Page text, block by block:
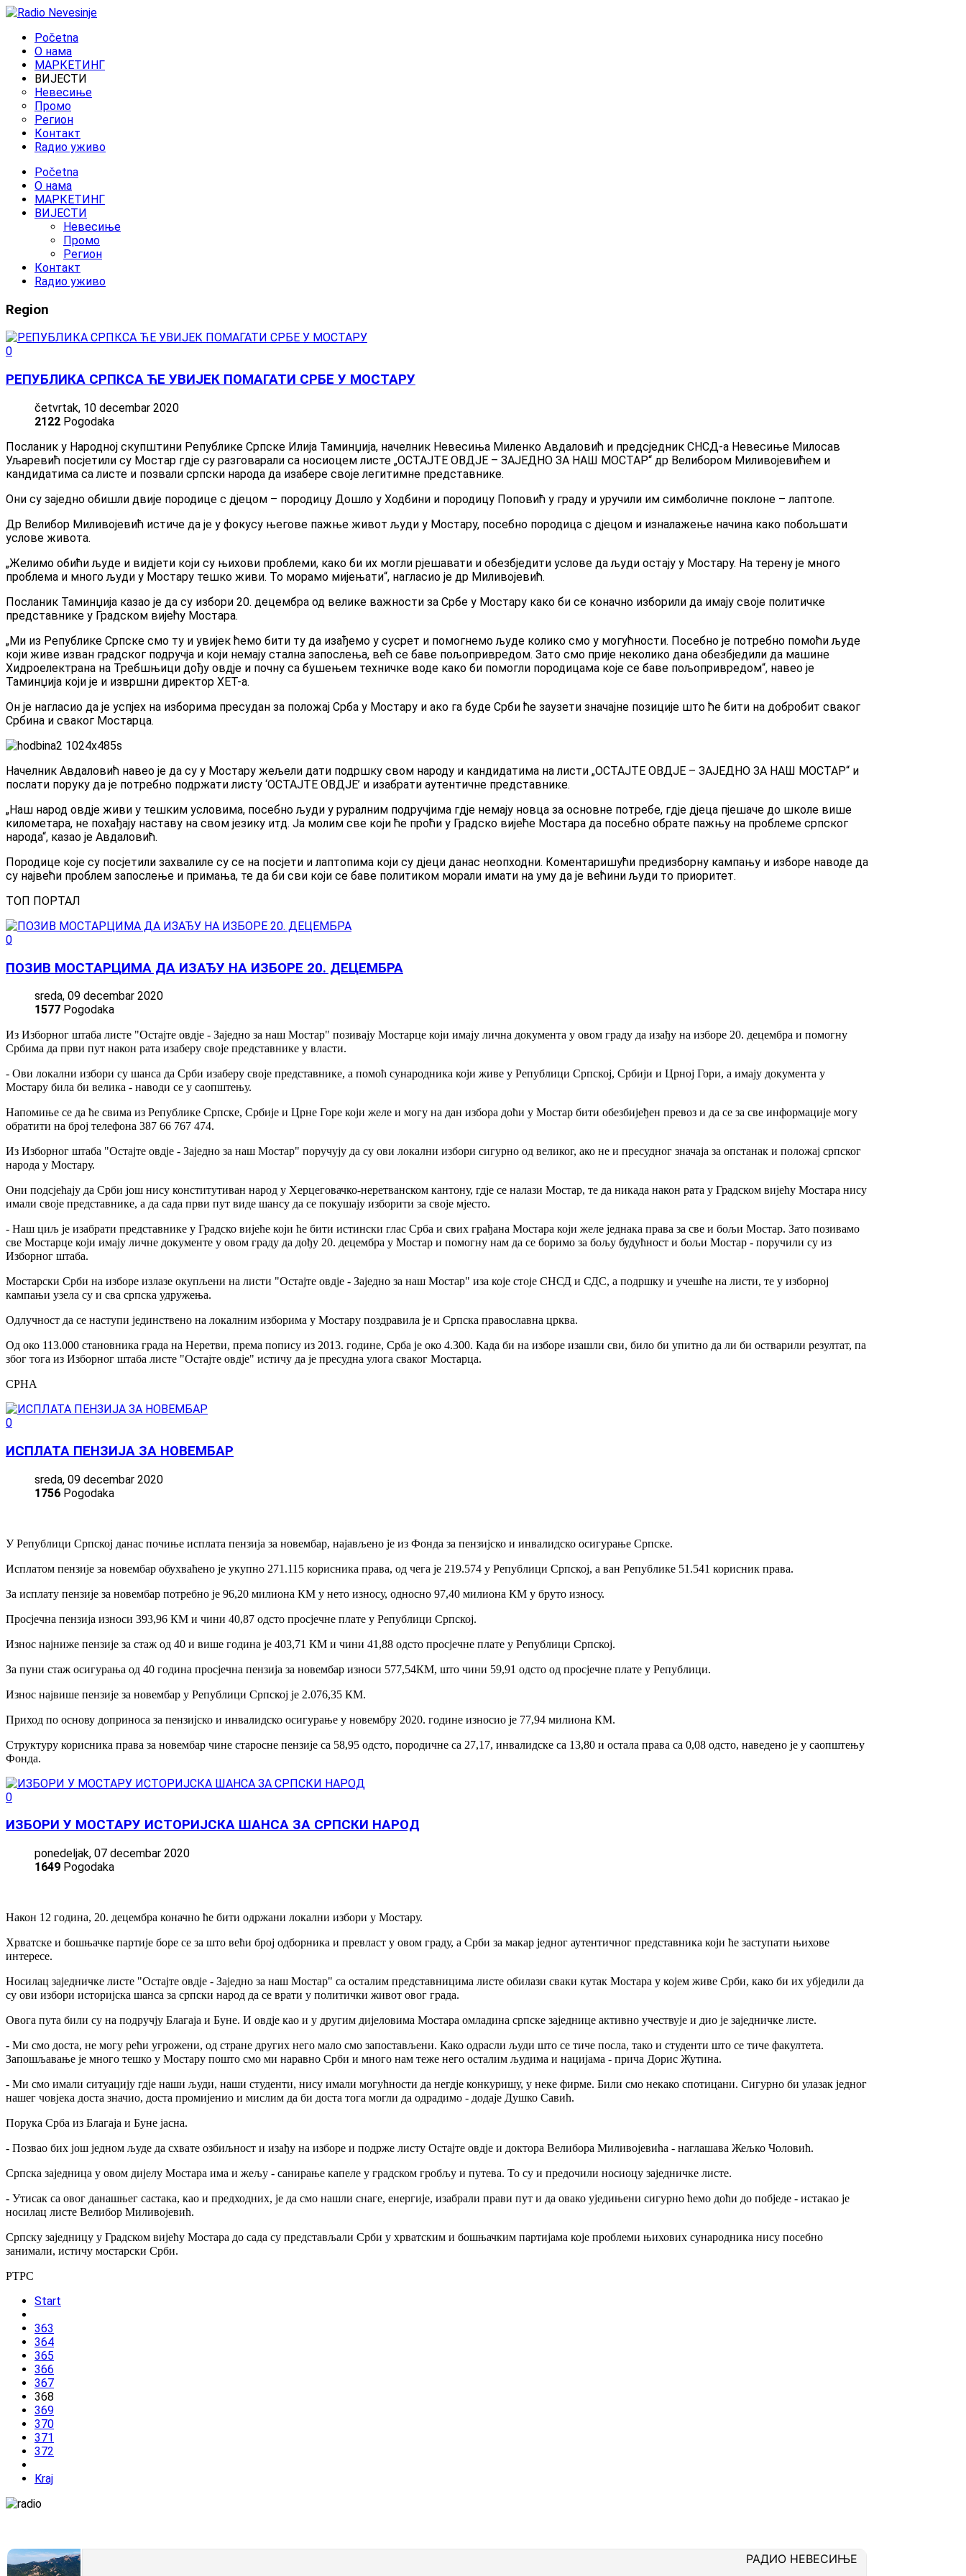
Početna
O нама
МАРКЕТИНГ
ВИЈЕСТИ
Невесиње
Промо
Регион
Контакт
Rадио уживо
Početna
O нама
МАРКЕТИНГ
ВИЈЕСТИ
Невесиње
Промо
Регион
Контакт
Rадио уживо
Region
0
РЕПУБЛИКА СРПКСА ЋЕ УВИЈЕК ПОМАГАТИ СРБЕ У МОСТАРУ
četvrtak, 10 decembar 2020
2122 Pogodaka
Посланик у Народној скупштини Републике Српске Илија Таминџија, начелник Невесиња Миленко Авдаловић и предсједник СНСД-а Невесиње Милосав
Уљаревић посјетили су Мостар гдје су разговарали са носиоцем листе „ОСТАЈТЕ ОВДЈЕ – ЗАЈЕДНО ЗА НАШ МОСТАР“ др Велибором Миливојевићем и
кандидатима са листе и позвали српски народа да изабере своје легитимне представнике.
Они су заједно обишли двије породице с дјецом – породицу Дошло у Ходбини и породицу Поповић у граду и уручили им симболичне поклоне – лаптопе.
Др Велибор Миливојевић истиче да је у фокусу његове пажње живот људи у Мостару, посебно породица с дјецом и изналажење начина како побољшати
услове живота.
„Желимо обићи људе и видјети који су њихови проблеми, како би их могли рјешавати и обезбједити услове да људи остају у Мостару. На терену је много
проблема и много људи у Мостару тешко живи. То морамо мијењати“, нагласио је др Миливојевић.
Посланик Таминџија казао је да су избори 20. децембра од велике важности за Србе у Мостару како би се коначно изборили да имају своје политичке
представнике у Градском вијећу Мостара.
„Ми из Републике Српске смо ту и увијек ћемо бити ту да изађемо у сусрет и помогнемо људе колико смо у могућности. Посебно је потребно помоћи људе
који живе изван градског подручја и који немају стална запослења, већ се баве пољопривредом. Зато смо прије неколико дана обезбједили да машине
Хидроелектрана на Требшњици дођу овдје и почну са бушењем техничке воде како би помогли породицама које се баве пољопривредом“, навео је
Таминџија који је и извршни директор ХЕТ-а.
Он је нагласио да је успјех на изборима пресудан за положај Срба у Мостару и ако га буде Срби ће заузети значајне позиције што ће бити на добробит сваког
Србина и сваког Мостарца.
Начелник Авдаловић навео је да су у Мостару жељели дати подршку свом народу и кандидатима на листи „ОСТАЈТЕ ОВДЈЕ – ЗАЈЕДНО ЗА НАШ МОСТАР“ и
послати поруку да је потребно подржати листу ‘ОСТАЈТЕ ОВДЈЕ’ и изабрати аутентичне представнике.
„Наш народ овдје живи у тешким условима, посебно људи у руралним подручјима гдје немају новца за основне потребе, гдје дјеца пјешаче до школе више
километара, не похађају наставу на свом језику итд. Ја молим све који ће проћи у Градско вијеће Мостара да посебно обрате пажњу на проблеме српског
народа“, казао је Авдаловић.
Породице које су посјетили захвалиле су се на посјети и лаптопима који су дјеци данас неопходни. Коментаришући предизборну кампању и изборе наводе да
су највећи проблем запослење и примања, те да би сви који се баве политиком морали имати на уму да је већини људи то приоритет.
ТОП ПОРТАЛ
0
ПОЗИВ МОСТАРЦИМА ДА ИЗАЂУ НА ИЗБОРЕ 20. ДЕЦЕМБРА
sreda, 09 decembar 2020
1577 Pogodaka
Из Изборног штаба листе "Остајте овдје - Заједно за наш Мостар" позивају Мостарце који имају лична документа у овом граду да изађу на изборе 20. децембра и помогну
Србима да први пут након рата изаберу своје представнике у власти.
- Ови локални избори су шанса да Срби изаберу своје представнике, а помоћ сународника који живе у Републици Српској, Србији и Црној Гори, а имају документа у
Мостару била би велика - наводи се у саопштењу.
Напомиње се да ће свима из Републике Српске, Србије и Црне Горе који желе и могу на дан избора доћи у Мостар бити обезбијеђен превоз и да се за све информације могу
обратити на број телефона 387 66 767 474.
Из Изборног штаба "Остајте овдје - Заједно за наш Мостар" поручују да су ови локални избори сигурно од великог, ако не и пресудног значаја за опстанак и положај српског
народа у Мостару.
Они подсјећају да Срби још нису конститутиван народ у Херцеговачко-неретванском кантону, гдје се налази Мостар, те да никада након рата у Градском вијећу Мостара нису
имали своје представнике, а да сада први пут виде шансу да се покушају изборити за своје мјесто.
- Наш циљ је изабрати представнике у Градско вијеће који ће бити истински глас Срба и свих грађана Мостара који желе једнака права за све и бољи Мостар. Зато позивамо
све Мостарце који имају личне документе у овом граду да дођу 20. децембра у Мостар и помогну нам да се боримо за бољу будућност и бољи Мостар - поручили су из
Изборног штаба.
Мостарски Срби на изборе излазе окупљени на листи "Остајте овдје - Заједно за наш Мостар" иза које стоје СНСД и СДС, а подршку и учешће на листи, те у изборној
кампањи узела су и сва српска удружења.
Одлучност да се наступи јединствено на локалним изборима у Мостару поздравила је и Српска православна црква.
Од око 113.000 становника града на Неретви, према попису из 2013. године, Срба је око 4.300. Када би на изборе изашли сви, било би упитно да ли би остварили резултат, па
због тога из Изборног штаба листе "Остајте овдје" истичу да је пресудна улога сваког Мостарца.
СРНА
0
ИСПЛАТА ПЕНЗИЈА ЗА НОВЕМБАР
sreda, 09 decembar 2020
1756 Pogodaka
У Републици Српској данас почиње исплата пензија за новембар, најављено је из Фонда за пензијско и инвалидско осигурање Српске.
Исплатом пензије за новембар обухваћено је укупно 271.115 корисника права, од чега је 219.574 у Републици Српској, а ван Републике 51.541 корисник права.
За исплату пензије за новембар потребно је 96,20 милиона КМ у нето износу, односно 97,40 милиона КМ у бруто износу.
Просјечна пензија износи 393,96 КМ и чини 40,87 одсто просјечне плате у Републици Српској.
Износ најниже пензије за стаж од 40 и више година је 403,71 КМ и чини 41,88 одсто просјечне плате у Републици Српској.
За пуни стаж осигурања од 40 година просјечна пензија за новембар износи 577,54КМ, што чини 59,91 одсто од просјечне плате у Републици.
Износ највише пензије за новембар у Републици Српској је 2.076,35 КМ.
Приход по основу доприноса за пензијско и инвалидско осигурање у новембру 2020. године износио је 77,94 милиона КМ.
Структуру корисника права за новембар чине старосне пензије са 58,95 одсто, породичне са 27,17, инвалидске са 13,80 и остала права са 0,08 одсто, наведено је у саопштењу
Фонда.
0
ИЗБОРИ У МОСТАРУ ИСТОРИЈСКА ШАНСА ЗА СРПСКИ НАРОД
ponedeljak, 07 decembar 2020
1649 Pogodaka
Након 12 година, 20. децембра коначно ће бити одржани локални избори у Мостару.
Хрватске и бошњачке партије боре се за што већи број одборника и превласт у овом граду, а Срби за макар једног аутентичног представника који ће заступати њихове
интересе.
Носилац заједничке листе "Остајте овдје - Заједно за наш Мостар" са осталим представницима листе обилази сваки кутак Мостара у којем живе Срби, како би их убједили да
су ови избори историјска шанса за српски народ да се врати у политички живот овог града.
Овога пута били су на подручју Благаја и Буне. И овдје као и у другим дијеловима Мостара омладина српске заједнице активно учествује и дио је заједничке листе.
- Ми смо доста, не могу рећи угрожени, од стране других него мало смо запостављени. Како одрасли људи што се тиче посла, тако и студенти што се тиче факултета.
Запошљавање је много тешко у Мостару пошто смо ми наравно Срби и много нам теже него осталим људима и нацијама - прича Дорис Жутина.
- Ми смо имали ситуацију гдје наши људи, наши студенти, нису имали могућности да негдје конкуришу, у неке фирме. Били смо некако спотицани. Сигурно би улазак једног
нашег човјека доста значио, доста промијенио и мислим да би доста тога могли да одрадимо - додаје Душко Савић.
Порука Срба из Благаја и Буне јасна.
- Позвао бих још једном људе да схвате озбиљност и изађу на изборе и подрже листу Остајте овдје и доктора Велибора Миливојевића - наглашава Жељко Чоловић.
Српска заједница у овом дијелу Мостара има и жељу - санирање капеле у градском гробљу и путева. То су и предочили носиоцу заједничке листе.
- Утисак са овог данашњег састака, као и предходних, је да смо нашли снаге, енергије, изабрали прави пут и да овако уједињени сигурно ћемо доћи до побједе - истакао је
носилац листе Велибор Миливојевић.
Српску заједницу у Градском вијећу Мостара до сада су представљали Срби у хрватским и бошњачким партијама које проблеми њихових сународника нису посебно
занимали, истичу мостарски Срби.
РТРС
Start
363
364
365
366
367
368
369
370
371
372
Kraj